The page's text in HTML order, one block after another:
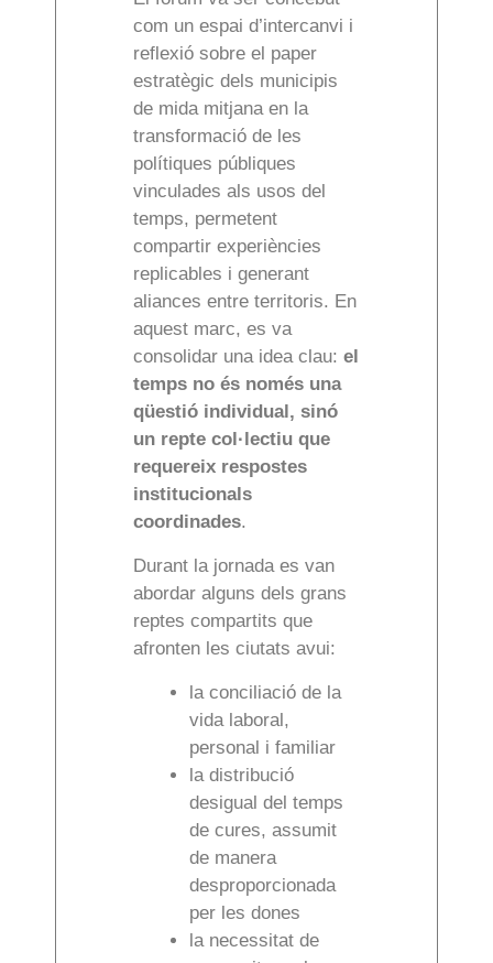
com un espai d’intercanvi i
reflexió sobre el paper
estratègic dels municipis
de mida mitjana en la
transformació de les
polítiques públiques
vinculades als usos del
temps, permetent
compartir experiències
replicables i generant
aliances entre territoris. En
aquest marc, es va
consolidar una idea clau: el
temps no és només una
qüestió individual, sinó
un repte col·lectiu que
requereix respostes
institucionals
coordinades.
Durant la jornada es van
abordar alguns dels grans
reptes compartits que
afronten les ciutats avui:
la conciliació de la
vida laboral,
personal i familiar
la distribució
desigual del temps
de cures, assumit
de manera
desproporcionada
per les dones
la necessitat de